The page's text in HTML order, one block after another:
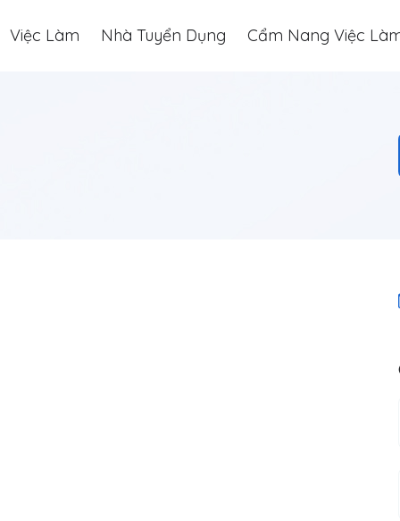
Việc Làm Nhà Tuyển Dụng Cẩm Nang Việc